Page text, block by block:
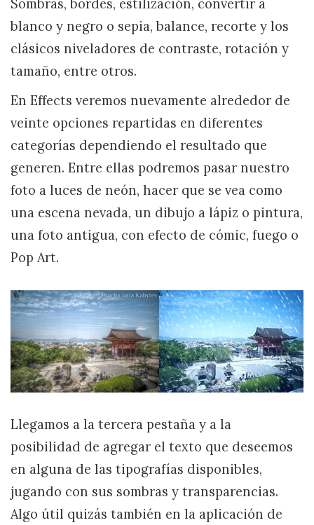
Sombras, bordes, estilización, convertir a
blanco y negro o sepia, balance, recorte y los
clásicos niveladores de contraste, rotación y
tamaño, entre otros.
En Effects veremos nuevamente alrededor de
veinte opciones repartidas en diferentes
categorías dependiendo el resultado que
generen. Entre ellas podremos pasar nuestro
foto a luces de neón, hacer que se vea como
una escena nevada, un dibujo a lápiz o pintura,
una foto antigua, con efecto de cómic, fuego o
Pop Art.
Llegamos a la tercera pestaña y a la
posibilidad de agregar el texto que deseemos
en alguna de las tipografías disponibles,
jugando con sus sombras y transparencias.
Algo útil quizás también en la aplicación de